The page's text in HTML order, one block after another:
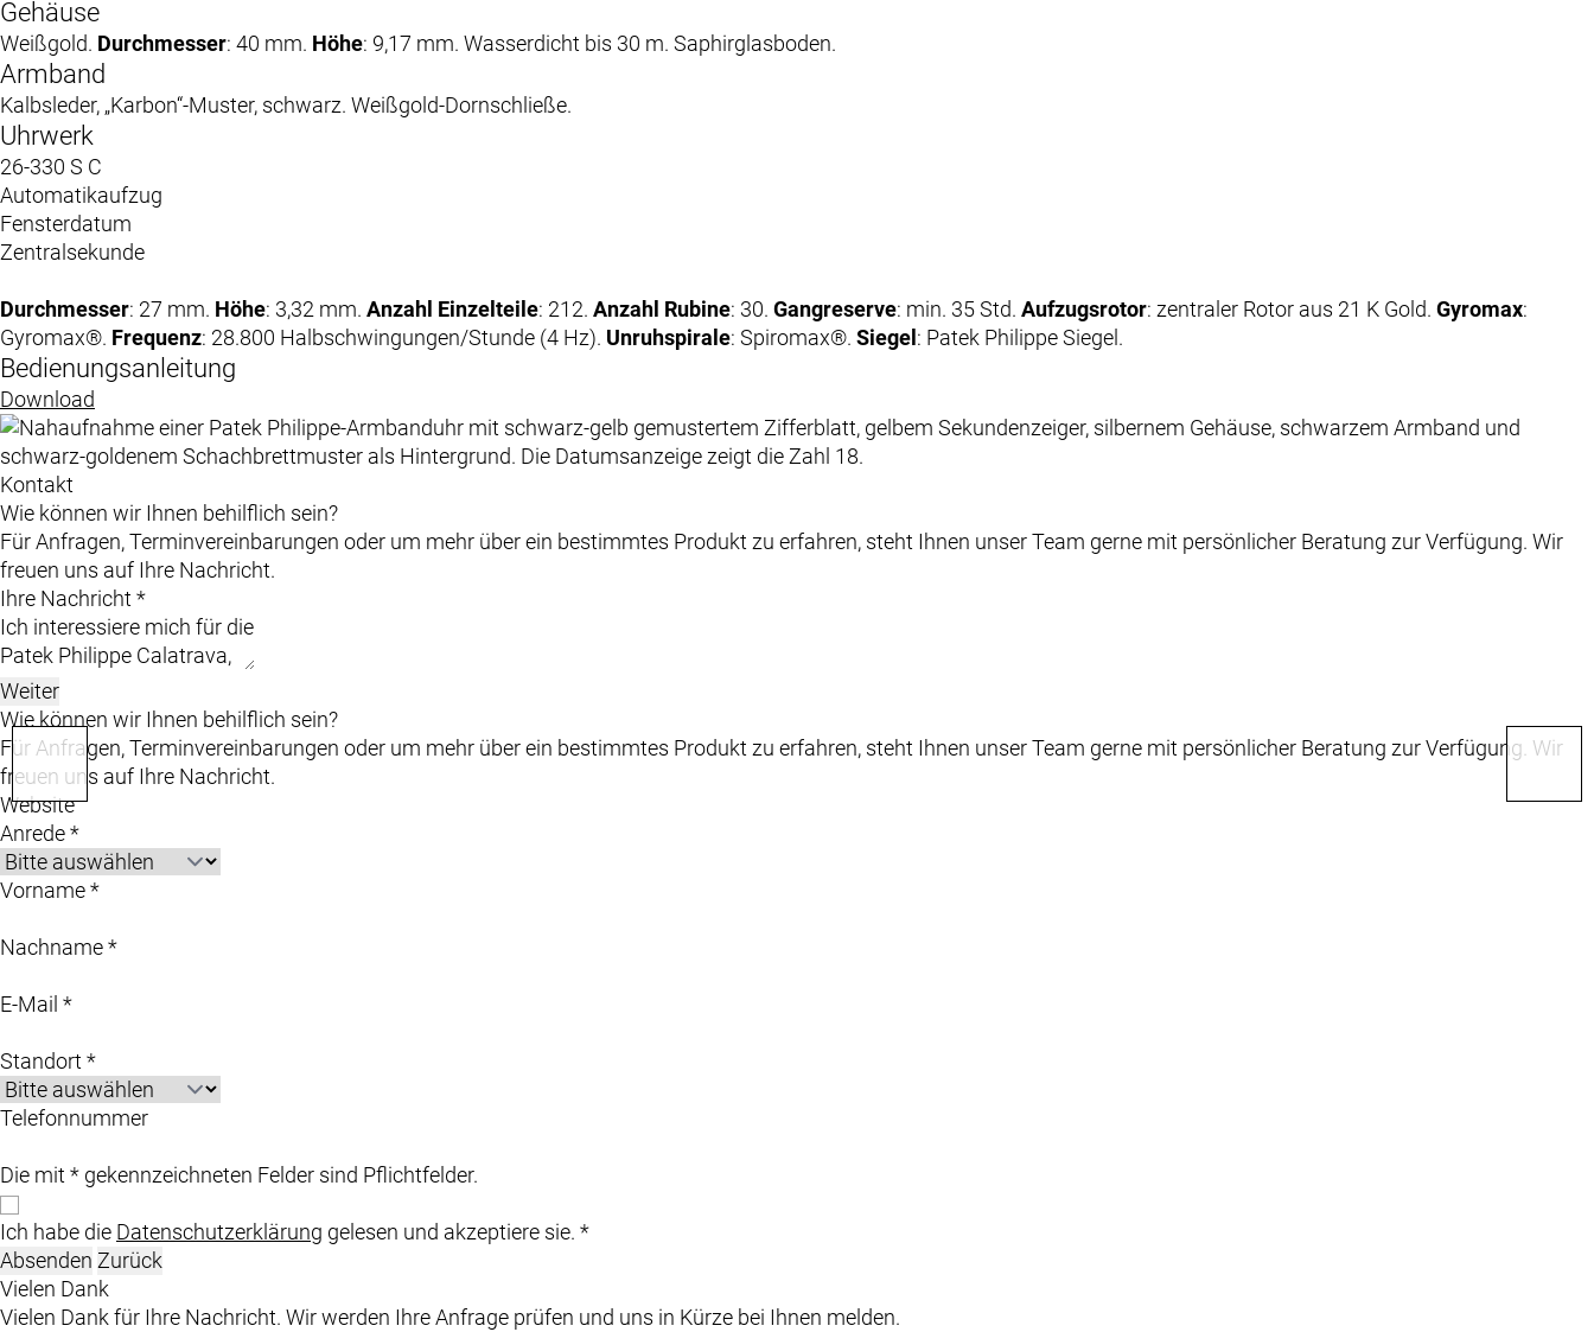
Gehäuse
Weißgold. Durchmesser: 40 mm. Höhe: 9,17 mm. Wasserdicht bis 30 m. Saphirglasboden.
Armband
Kalbsleder, „Karbon“-Muster, schwarz. Weißgold-Dornschließe.
Uhrwerk
26-330 S C
Automatikaufzug
Fensterdatum
Zentralsekunde
Durchmesser: 27 mm. Höhe: 3,32 mm. Anzahl Einzelteile: 212. Anzahl Rubine: 30. Gangreserve: min. 35 Std. Aufzugsrotor: zentraler Rotor aus 21 K Gold. Gyromax:
Gyromax®. Frequenz: 28.800 Halbschwingungen/Stunde (4 Hz). Unruhspirale: Spiromax®. Siegel : Patek PhilippeSiegel.
Bedienungsanleitung
Download
Kontakt
Wie können wir Ihnen behilflich sein?
Für Anfragen, Terminvereinbarungen oder um mehr über ein bestimmtes Produkt zu erfahren, steht Ihnen unser Team gerne mit persönlicher Beratung zur Verfügung. Wir
freuen uns auf Ihre Nachricht.
Ihre Nachricht *
Weiter
Wie können wir Ihnen behilflich sein?
Für Anfragen, Terminvereinbarungen oder um mehr über ein bestimmtes Produkt zu erfahren, steht Ihnen unser Team gerne mit persönlicher Beratung zur Verfügung. Wir
freuen uns auf Ihre Nachricht.
Website
Anrede *
Vorname *
Nachname *
E-Mail *
Standort *
Telefonnummer
Die mit * gekennzeichneten Felder sind Pflichtfelder.
Ich habe die Datenschutzerklärung gelesen und akzeptiere sie. *
Absenden Zurück
Vielen Dank
Vielen Dank für Ihre Nachricht. Wir werden Ihre Anfrage prüfen und uns in Kürze bei Ihnen melden.